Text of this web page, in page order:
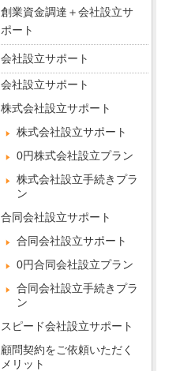
創業資金調達＋会社設立サ
ポート
会社設立サポート
会社設立サポート
株式会社設立サポート
株式会社設立サポート
0円株式会社設立プラン
株式会社設立手続きプラ
ン
合同会社設立サポート
合同会社設立サポート
0円合同会社設立プラン
合同会社設立手続きプラ
ン
スピード会社設立サポート
顧問契約をご依頼いただく
メリット